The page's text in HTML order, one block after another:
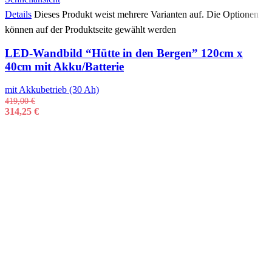
Details Dieses Produkt weist mehrere Varianten auf. Die Optionen
können auf der Produktseite gewählt werden
LED-Wandbild “Hütte in den Bergen” 120cm x
40cm mit Akku/Batterie
mit Akkubetrieb (30 Ah)
419,00€
314,25 €